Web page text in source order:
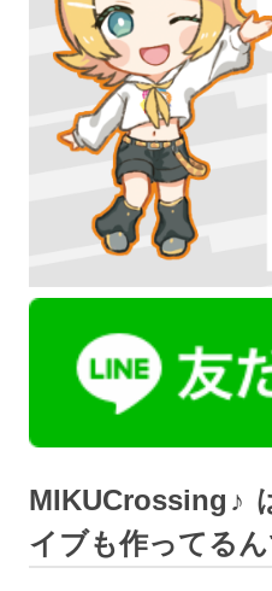
MIKUCrossing♪
イブも作ってる